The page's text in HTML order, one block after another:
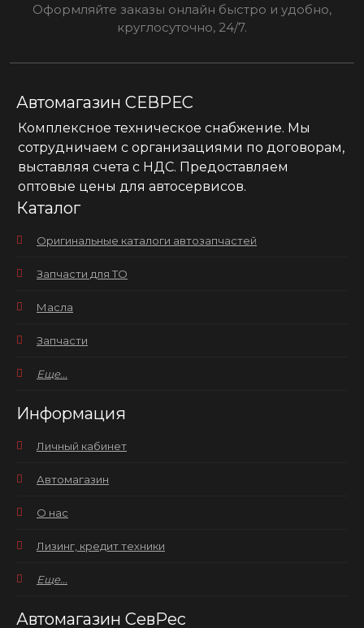
Оформляйте заказы онлайн быстро и удобно,
круглосуточно, 24/7.
Автомагазин СЕВРЕС
Комплексное техническое снабжение. Мы
сотрудничаем с организациями по договорам,
выставляя счета с НДС. Предоставляем
оптовые цены для автосервисов.
Каталог
Оригинальные каталоги автозапчастей
Запчасти для ТО
Масла
Запчасти
Еще...
Информация
Личный кабинет
Автомагазин
О нас
Лизинг, кредит техники
Еще...
Автомагазин СевРес